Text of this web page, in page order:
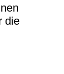
die